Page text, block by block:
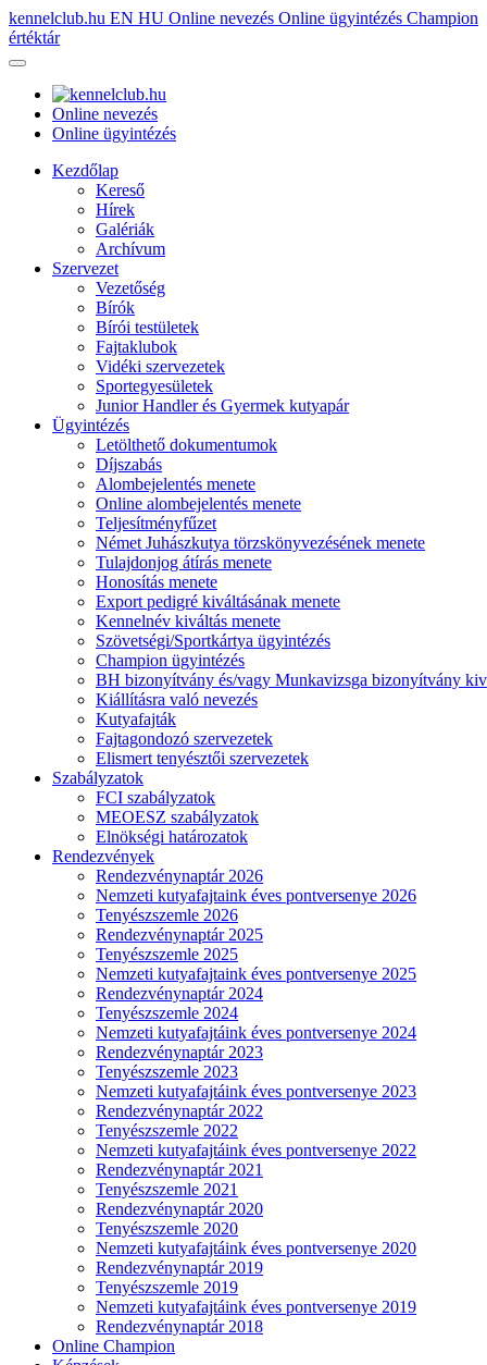
kennelclub.hu EN HU Online nevezés Online ügyintézés Champion
értéktár
Online nevezés
Online ügyintézés
Kezdőlap
Kereső
Hírek
Galériák
Archívum
Szervezet
Vezetőség
Bírók
Bírói testületek
Fajtaklubok
Vidéki szervezetek
Sportegyesületek
Junior Handler és Gyermek kutyapár
Ügyintézés
Letölthető dokumentumok
Díjszabás
Alombejelentés menete
Online alombejelentés menete
Teljesítményfűzet
Német Juhászkutya törzskönyvezésének menete
Tulajdonjog átírás menete
Honosítás menete
Export pedigré kiváltásának menete
Kennelnév kiváltás menete
Szövetségi/Sportkártya ügyintézés
Champion ügyintézés
BH bizonyítvány és/vagy Munkavizsga bizonyítvány
Kiállításra való nevezés
Kutyafajták
Fajtagondozó szervezetek
Elismert tenyésztői szervezetek
Szabályzatok
FCI szabályzatok
MEOESZ szabályzatok
Elnökségi határozatok
Rendezvények
Rendezvénynaptár 2026
Nemzeti kutyafajtaink éves pontversenye 2026
Tenyészszemle 2026
Rendezvénynaptár 2025
Tenyészszemle 2025
Nemzeti kutyafajtaink éves pontversenye 2025
Rendezvénynaptár 2024
Tenyészszemle 2024
Nemzeti kutyafajtáink éves pontversenye 2024
Rendezvénynaptár 2023
Tenyészszemle 2023
Nemzeti kutyafajtáink éves pontversenye 2023
Rendezvénynaptár 2022
Tenyészszemle 2022
Nemzeti kutyafajtáink éves pontversenye 2022
Rendezvénynaptár 2021
Tenyészszemle 2021
Rendezvénynaptár 2020
Tenyészszemle 2020
Nemzeti kutyafajtáink éves pontversenye 2020
Rendezvénynaptár 2019
Tenyészszemle 2019
Nemzeti kutyafajtáink éves pontversenye 2019
Rendezvénynaptár 2018
Online Champion